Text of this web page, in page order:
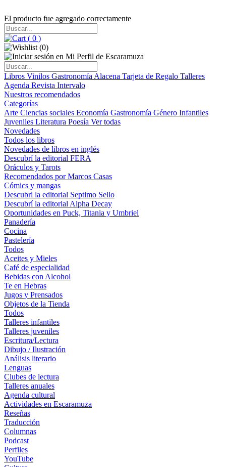
El producto fue agregado correctamente
( 0 )
(0)
Libros Vinilos Gastronomía Alacena Tarjeta de Regalo Talleres
Agenda Revista Intervalo
Nuestros recomendados
Categorías
Arte Ciencias sociales Economía Gastronomía Género Infantiles
Juveniles Literatura Poesía Ver todas
Novedades
Todos los libros
Novedades de libros en inglés
Descubrí la editorial FERA
Oráculos y Tarots
Recomendados por Marcos Casas
Cómics y mangas
Descubri la editorial Septimo Sello
Descubrí la editorial Alpha Decay
Oportunidades en Puck, Titania y Umbriel
Panadería
Cocina
Pastelería
Todos
Aceites y Mieles
Café de especialidad
Bebidas con Alcohol
Te en Hebras
Jugos y Prensados
Objetos de la Tienda
Todos
Talleres infantiles
Talleres juveniles
Escritura/Lectura
Dibujo / Ilustración
Análisis literario
Lenguas
Clubes de lectura
Talleres anuales
Agenda cultural
Actividades en Escaramuza
Reseñas
Traducción
Columnas
Podcast
Perfiles
YouTube